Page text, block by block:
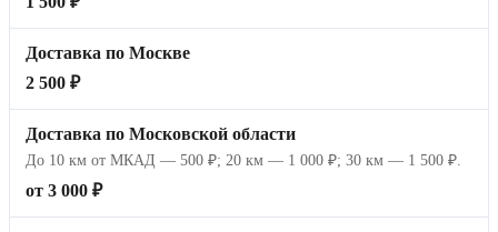
Доставка по Москве
2 500 ₽
Доставка по Московской области
До 10 км от МКАД — 500 ₽; 20 км — 1 000 ₽; 30 км — 1 500 ₽.
от 3 000 ₽